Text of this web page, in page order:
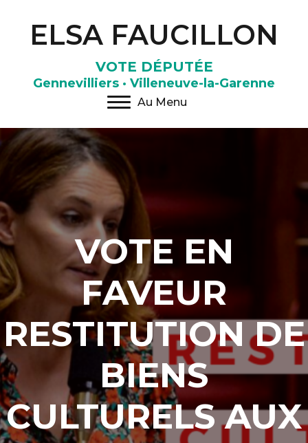
ELSA FAUCILLON
VOTE DÉPUTÉE
Gennevilliers · Villeneuve-la-Garenne
Au Menu
VOTE EN
FAVEUR
RESTITUTION DE
BIENS
CULTURELS AUX